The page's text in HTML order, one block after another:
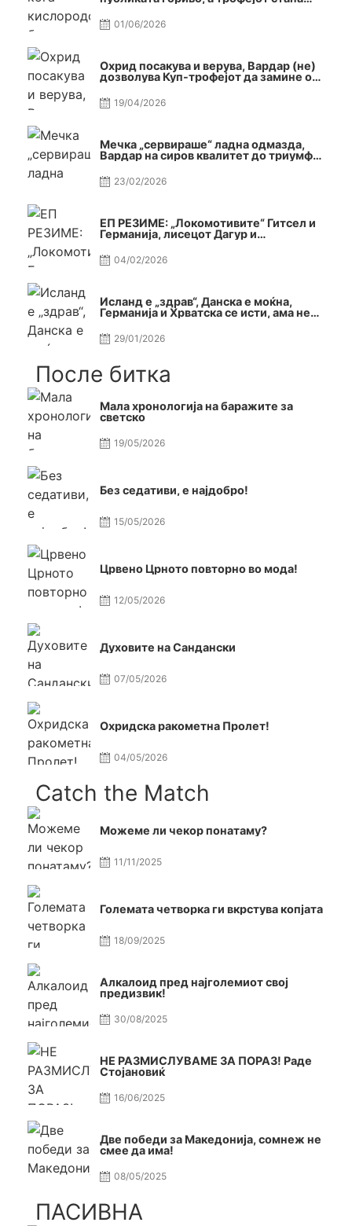
01/06/2026
Охрид посакува и верува, Вардар (не)
дозволува Куп-трофејот да замине од
19/04/2026
Мечка „сервираше“ ладна одмазда,
Вардар на сиров квалитет до триумф
23/02/2026
ЕП РЕЗИМЕ: „Локомотивите“ Гитсел и
Германија, лисецот Дагур и
04/02/2026
Исланд е „здрав“, Данска е моќна,
Германија и Хрватска се исти, ама не
29/01/2026
После битка
Мала хронологија на баражите за
светско
19/05/2026
Без седативи, е најдобро!
15/05/2026
Црвено Црното повторно во мода!
12/05/2026
Духовите на Сандански
07/05/2026
Охридска ракометна Пролет!
04/05/2026
Catch the Match
Можеме ли чекор понатаму?
11/11/2025
Големата четворка ги вкрстува копјата
18/09/2025
Алкалоид пред најголемиот свој
предизвик!
30/08/2025
НЕ РАЗМИСЛУВАМЕ ЗА ПОРАЗ! Раде
Стојановиќ
16/06/2025
Две победи за Македонија, сомнеж не
смее да има!
08/05/2025
ПАСИВНА